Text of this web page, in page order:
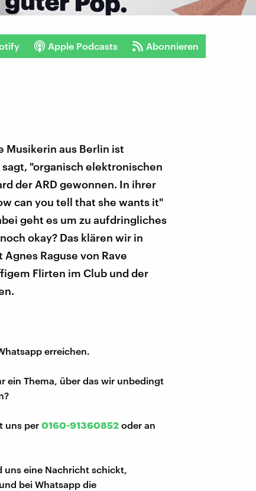
Apple Podcasts Abonnieren
Musikerin aus Berlin ist
"organisch elektronischen
der ARD gewonnen. In ihrer
can you tell that she wants it"
geht es um zu aufdringliches
okay? Das klären wir in
Raguse von Rave
Flirten im Club und der
erreichen.
ein Thema, über das wir unbedingt
uns per 0160-91360852 oder an
uns eine Nachricht schickt,
bei Whatsapp die